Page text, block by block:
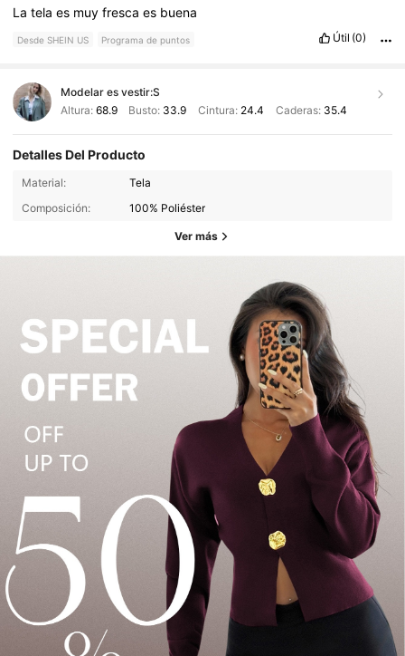
Latelaes muyfrescaes buena
Desde SHEIN US Programa de puntos Útil (0)
Modelar es vestir:S
Altura: 68.9 Busto: 33.9 Cintura: 24.4 Caderas: 35.4
Detalles Del Producto
Material:
Tela
Composición:
100% Poliéster
Ver más